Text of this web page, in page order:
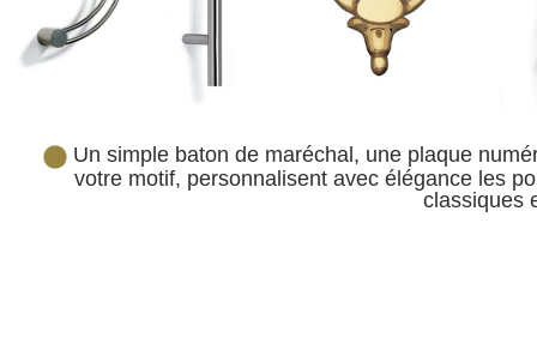
Un simple baton de maréchal, une plaque
votre motif, personnalisent avec élégance les
classiques